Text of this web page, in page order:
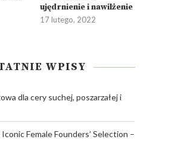
ujędrnienie i nawilżenie
17 lutego, 2022
WPISY
dla cery suchej, poszarzałej i
Female Founders’ Selection –